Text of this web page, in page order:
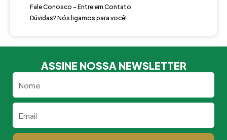
Fale Conosco - Entre em Contato
Dúvidas? Nós ligamos para você!
ASSINE NOSSA NEWSLETTER